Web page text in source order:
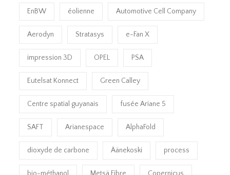
EnBW éolienne Automotive Cell Company
Aerodyn Stratasys e-Fan X
impression 3D OPEL PSA
Eutelsat Konnect Green Calley
Centre spatial guyanais fusée Ariane 5
SAFT Arianespace AlphaFold
dioxyde de carbone Äänekoski process
bio-méthanol Metsä Fibre Copernicus